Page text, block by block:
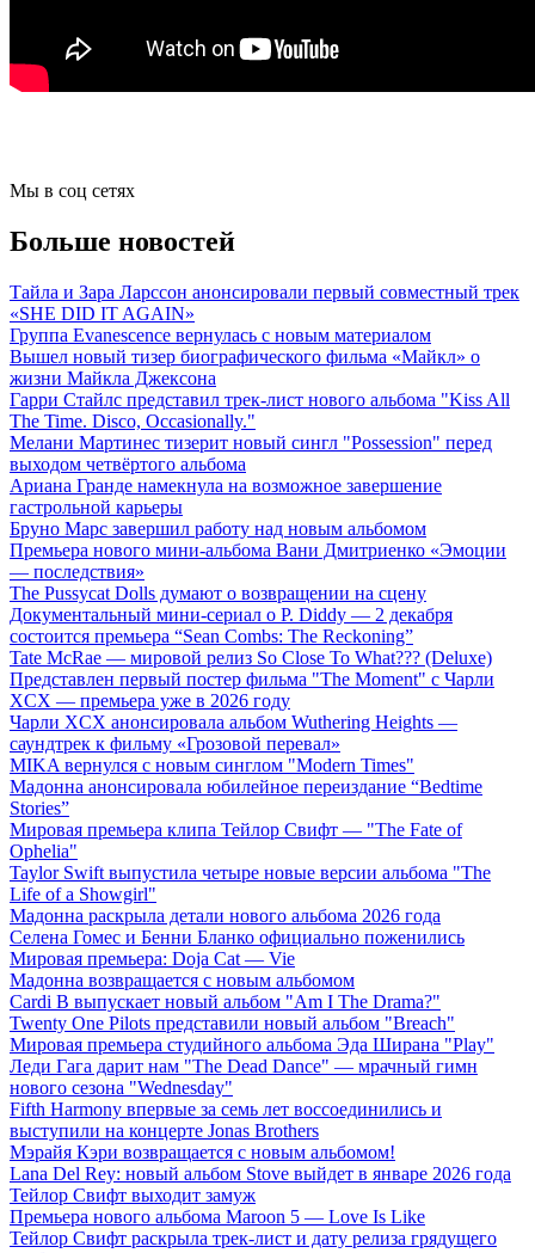
Мы в соц сетях
Больше новостей
Тайла и Зара Ларссон анонсировали первый совместный трек
«SHE DID IT AGAIN»
Группа Evanescence вернулась с новым материалом
Вышел новый тизер биографического фильма «Майкл» о
жизни Майкла Джексона
Гарри Стайлс представил трек-лист нового альбома "Kiss All
The Time. Disco, Occasionally."
Мелани Мартинес тизерит новый сингл "Possession" перед
выходом четвёртого альбома
Ариана Гранде намекнула на возможное завершение
гастрольной карьеры
Бруно Марс завершил работу над новым альбомом
Премьера нового мини-альбома Вани Дмитриенко «Эмоции
— последствия»
The Pussycat Dolls думают о возвращении на сцену
Документальный мини-сериал о P. Diddy — 2 декабря
состоится премьера “Sean Combs: The Reckoning”
Tate McRae — мировой релиз So Close To What??? (Deluxe)
Представлен первый постер фильма "The Moment" с Чарли
XCX — премьера уже в 2026 году
Чарли XCX анонсировала альбом Wuthering Heights —
саундтрек к фильму «Грозовой перевал»
MIKA вернулся с новым синглом "Modern Times"
Мадонна анонсировала юбилейное переиздание “Bedtime
Stories”
Мировая премьера клипа Тейлор Свифт — "The Fate of
Ophelia"
Taylor Swift выпустила четыре новые версии альбома "The
Life of a Showgirl"
Мадонна раскрыла детали нового альбома 2026 года
Селена Гомес и Бенни Бланко официально поженились
Мировая премьера: Doja Cat — Vie
Мадонна возвращается с новым альбомом
Cardi B выпускает новый альбом "Am I The Drama?"
Twenty One Pilots представили новый альбом "Breach"
Мировая премьера студийного альбома Эда Ширана "Play"
Леди Гага дарит нам "The Dead Dance" — мрачный гимн
нового сезона "Wednesday"
Fifth Harmony впервые за семь лет воссоединились и
выступили на концерте Jonas Brothers
Мэрайя Кэри возвращается с новым альбомом!
Lana Del Rey: новый альбом Stove выйдет в январе 2026 года
Тейлор Свифт выходит замуж
Премьера нового альбома Maroon 5 — Love Is Like
Тейлор Свифт раскрыла трек-лист и дату релиза грядущего